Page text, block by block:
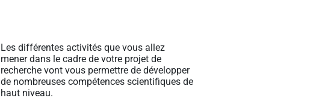
Les différentes activités que vous allez
mener dans le cadre de votre projet de
recherche vont vous permettre de développer
de nombreuses compétences scientifiques de
haut niveau.